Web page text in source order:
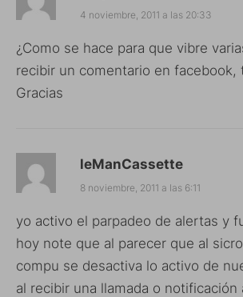
4 noviembre, 2011 a las 20:33
¿Como se hace para que vibre
recibir un comentario en facebook,
Gracias
leManCassette
8 noviembre, 2011 a las 6:11
yo activo el parpadeo de alertas y
hoy note que al parecer que al
compu se desactiva lo activo de
al recibir una llamada o notificación